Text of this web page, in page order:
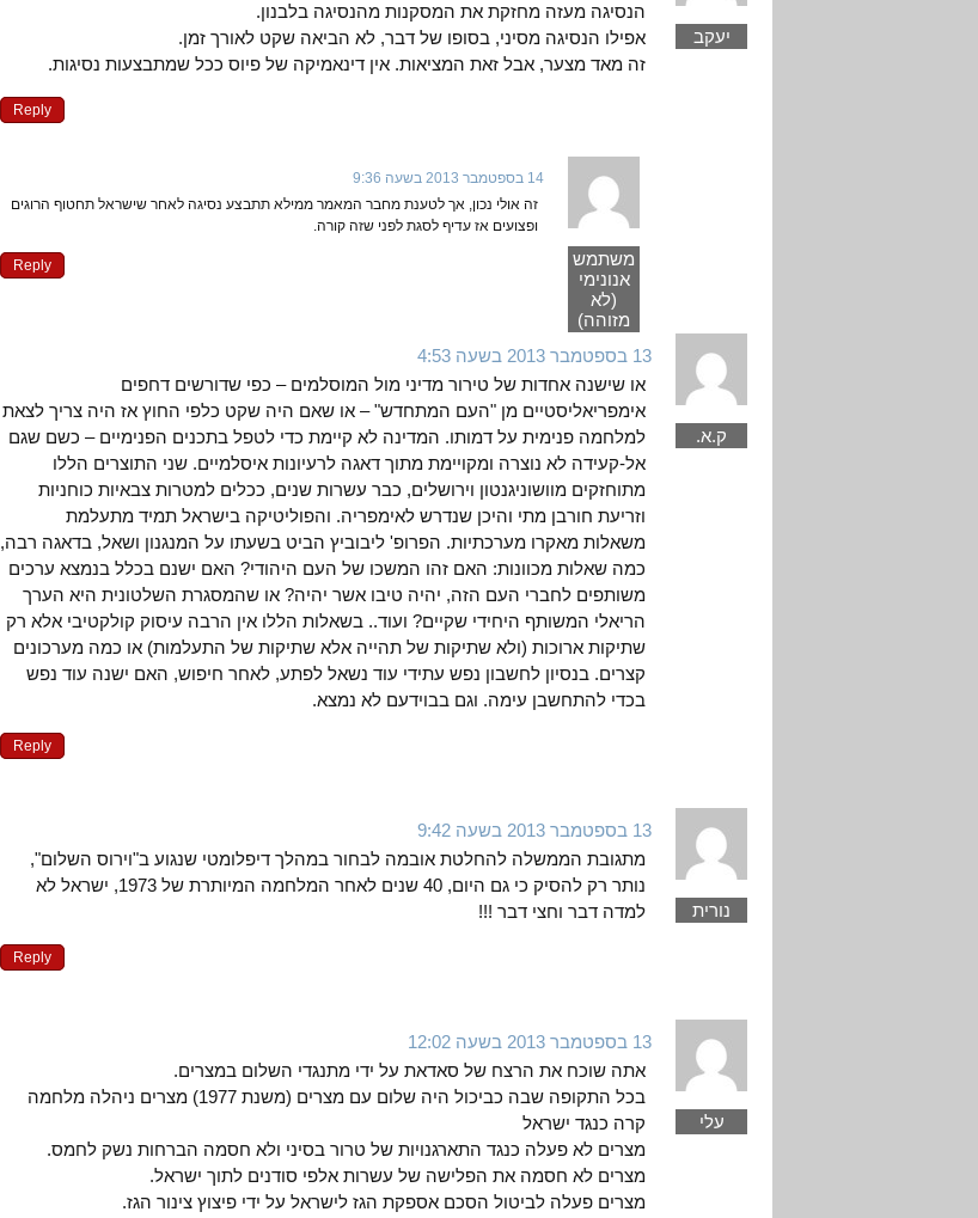
יעקב
הנסיגה מעזה מחזקת את המסקנות מהנסיגה בלבנון.
אפילו הנסיגה מסיני, בסופו של דבר, לא הביאה שקט לאורך זמן.
זה מאד מצער, אבל זאת המציאות. אין דינאמיקה של פיוס ככל שמתבצעות נסיגות.
Reply
משתמש
אנונימי
(לא
מזוהה)
14 בספטמבר 2013 בשעה 9:36
זה אולי נכון, אך לטענת מחבר המאמר ממילא תתבצע נסיגה לאחר שישראל תחטוף הרוגים
ופצועים אז עדיף לסגת לפני שזה קורה.
Reply
ק.א.
13 בספטמבר 2013 בשעה 4:53
או שישנה אחדות של טירור מדיני מול המוסלמים – כפי שדורשים דחפים
אימפריאליסטיים מן "העם המתחדש" – או שאם היה שקט כלפי החוץ אז היה צריך לצאת
למלחמה פנימית על דמותו. המדינה לא קיימת כדי לטפל בתכנים הפנימיים – כשם שגם
אל-קעידה לא נוצרה ומקויימת מתוך דאגה לרעיונות איסלמיים. שני התוצרים הללו
מתוחזקים מוושוניגנטון וירושלים, כבר עשרות שנים, ככלים למטרות צבאיות כוחניות
וזריעת חורבן מתי והיכן שנדרש לאימפריה. והפוליטיקה בישראל תמיד מתעלמת
משאלות מאקרו מערכתיות. הפרופ' ליבוביץ הביט בשעתו על המנגנון ושאל, בדאגה רבה,
כמה שאלות מכוונות: האם זהו המשכו של העם היהודי? האם ישנם בכלל בנמצא ערכים
משותפים לחברי העם הזה, יהיה טיבו אשר יהיה? או שהמסגרת השלטונית היא הערך
הריאלי המשותף היחידי שקיים? ועוד.. בשאלות הללו אין הרבה עיסוק קולקטיבי אלא רק
שתיקות ארוכות (ולא שתיקות של תהייה אלא שתיקות של התעלמות) או כמה מערכונים
קצרים. בנסיון לחשבון נפש עתידי עוד נשאל לפתע, לאחר חיפוש, האם ישנה עוד נפש
בכדי להתחשבן עימה. וגם בבוידעם לא נמצא.
Reply
נורית
13 בספטמבר 2013 בשעה 9:42
מתגובת הממשלה להחלטת אובמה לבחור במהלך דיפלומטי שנגוע ב"וירוס השלום",
נותר רק להסיק כי גם היום, 40 שנים לאחר המלחמה המיותרת של 1973, ישראל לא
למדה דבר וחצי דבר !!!
Reply
עלי
13 בספטמבר 2013 בשעה 12:02
אתה שוכח את הרצח של סאדאת על ידי מתנגדי השלום במצרים.
בכל התקופה שבה כביכול היה שלום עם מצרים (משנת 1977) מצרים ניהלה מלחמה
קרה כנגד ישראל
מצרים לא פעלה כנגד התארגנויות של טרור בסיני ולא חסמה הברחות נשק לחמס.
מצרים לא חסמה את הפלישה של עשרות אלפי סודנים לתוך ישראל.
מצרים פעלה לביטול הסכם אספקת הגז לישראל על ידי פיצוץ צינור הגז.